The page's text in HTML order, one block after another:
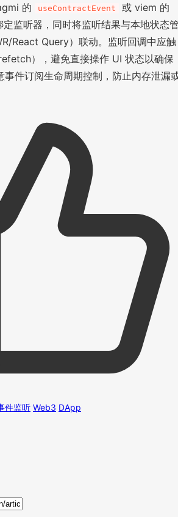
的 useContractEvent
或 viem 的
监听器，同时将监听结果与本地状态
React Query）联动。监听回调中应触
），避免直接操作 UI 状态以确保
事件订阅生命周期控制，防止内存泄漏
件监听 Web3 DApp